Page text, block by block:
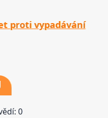
proti vypadávání
0